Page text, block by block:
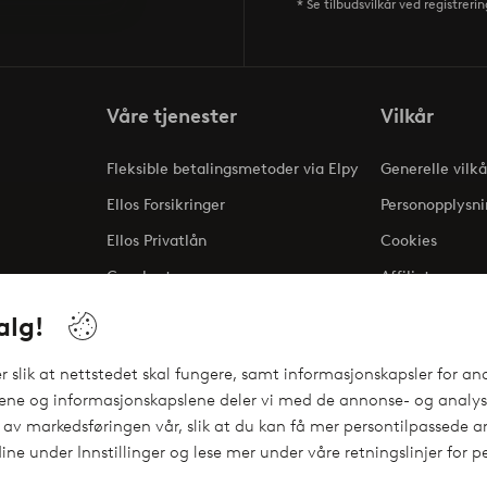
slik at nettstedet skal fungere, samt informasjonskapsler for
og informasjonskapslene deler vi med de annonse- og
markedsføringen vår, slik at du kan få mer persontilpassede
under Innstillinger og lese mer under våre retningslinjer for
* Se tilbudsvilkår ved
Våre tjenester
Fleksible betalingsmetoder via Elpy
Ellos Forsikringer
Ellos Privatlån
Gavekort
Vilkår
Generelle
Cookies
Affiliate